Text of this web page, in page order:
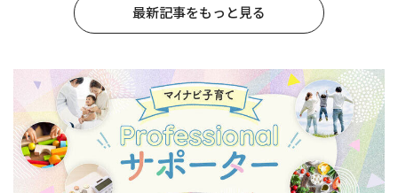
最新記事をもっと見る